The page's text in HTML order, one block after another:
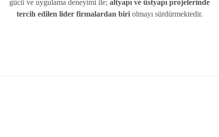
gücü ve uygulama deneyimi ile; altyapı ve üstyapı projelerinde
tercih edilen lider firmalardan biriolmayı sürdürmektedir.